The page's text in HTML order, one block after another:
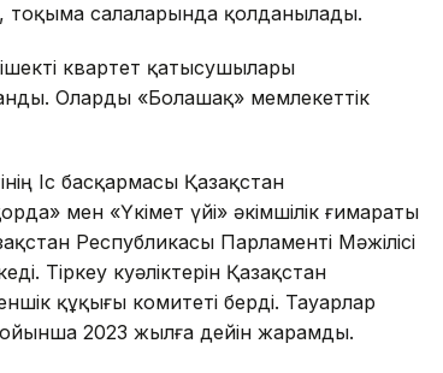
тоқыма салаларында қолданылады.
квартет қатысушылары
Оларды «Болашақ» мемлекеттік
Іс басқармасы Қазақстан
мен «Үкімет үйі» әкімшілік ғимараты
Республикасы Парламенті Мәжілісі
Тіркеу куәліктерін Қазақстан
құқығы комитеті берді. Тауарлар
2023 жылға дейін жарамды.